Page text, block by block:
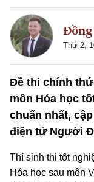
Thứ 2,
Đề thi chính
môn Hóa học
chuẩn nhất,
điện tử Người
Thí sinh thi tốt
Hóa học sau môn